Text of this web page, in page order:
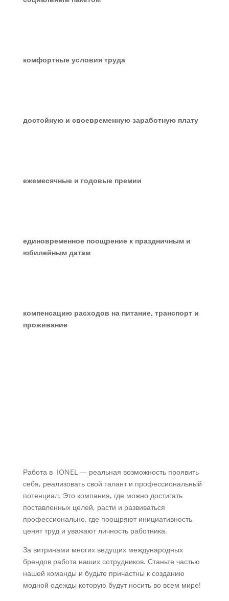
комфортные условия труда
достойную и своевременную заработную плату
ежемесячные и годовые премии
единовременное поощрение к праздничным и
юбилейным датам
компенсацию расходов на питание, транспорт и
проживание
Работа в IONEL — реальная возможность проявить
себя, реализовать свой талант и профессиональный
потенциал. Это компания, где можно достигать
поставленных целей, расти и развиваться
профессионально, где поощряют инициативность,
ценят труд и уважают личность работника.
За витринами многих ведущих международных
брендов работа наших сотрудников. Станьте частью
нашей команды и будьте причастны к созданию
модной одежды которую будут носить во всем мире!